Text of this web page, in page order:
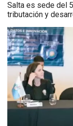
Salta es sede del
tributación y